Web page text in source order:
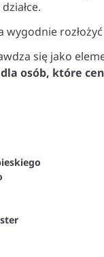
wygodnie
się jako
osób, które